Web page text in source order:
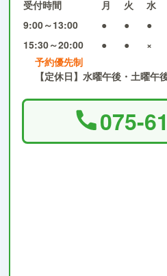
受付時間 月 火 水
9:00～13:00
● ● ●
15:30～20:00
● ● ×
予約優先制
【定休日】水曜午後・土曜午
075-